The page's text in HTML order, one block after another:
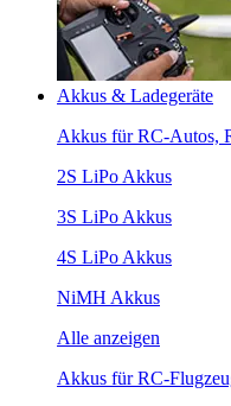
Akkus & Ladegeräte
Akkus für RC-Autos,
2S LiPo Akkus
3S LiPo Akkus
4S LiPo Akkus
NiMH Akkus
Alle anzeigen
Akkus für RC-